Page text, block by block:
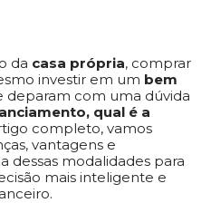
da casa própria, comprar
investir em um bem
deparam com uma dúvida
qual é a
completo, vamos
vantagens e
dessas modalidades para
mais inteligente e